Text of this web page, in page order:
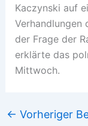
Kaczynski auf
Verhandlungen
der Frage der
erklärte das
Mittwoch.
← Vorheriger